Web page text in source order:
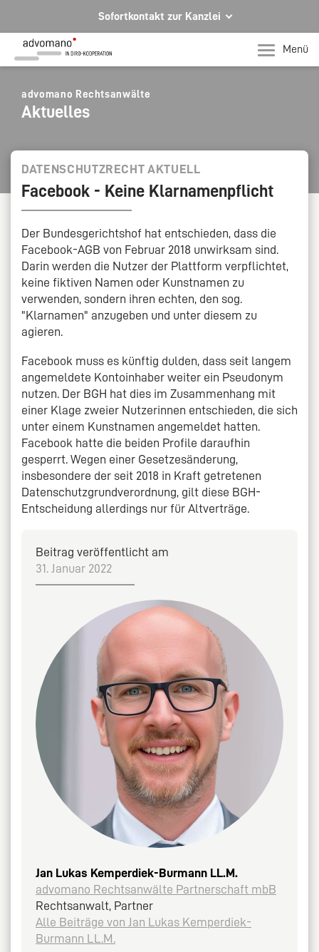
Sofortkontakt zur Kanzlei
Ihre Rechtsberatung in Hagen und Iserlohn
Ihr direkter Kontakt zu uns
Telefon Hagen
+49 2331 91599-0
Per E-Mail für Sie da.
mail@advomano.de
Menü
advomano Rechtsanwälte
Aktuelles
DATENSCHUTZRECHT AKTUELL
Facebook - Keine Klarnamenpflicht
Der Bundesgerichtshof hat entschieden, dass die
Facebook-AGB von Februar 2018 unwirksam sind.
Darin werden die Nutzer der Plattform verpflichtet,
keine fiktiven Namen oder Kunstnamen zu
verwenden, sondern ihren echten, den sog.
"Klarnamen" anzugeben und unter diesem zu
agieren.
Facebook muss es künftig dulden, dass seit langem
angemeldete Kontoinhaber weiter ein Pseudonym
nutzen. Der BGH hat dies im Zusammenhang mit
einer Klage zweier Nutzerinnen entschieden, die sich
unter einem Kunstnamen angemeldet hatten.
Facebook hatte die beiden Profile daraufhin
gesperrt. Wegen einer Gesetzesänderung,
insbesondere der seit 2018 in Kraft getretenen
Datenschutzgrundverordnung, gilt diese BGH-
Entscheidung allerdings nur für Altverträge.
Beitrag veröffentlicht am
31. Januar 2022
Jan Lukas Kemperdiek-Burmann LL.M.
advomano Rechtsanwälte Partnerschaft mbB
Rechtsanwalt, Partner
Alle Beiträge von Jan Lukas Kemperdiek-
Burmann LL.M.